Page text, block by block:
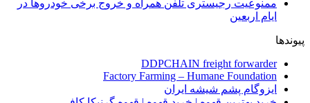
ممنوعیت رجیستری تلفن همراه و خروج برخی خودروها در
ایام اربعین
پیوندها
DDPCHAIN freight forwarder
Factory Farming – Humane Foundation
ایزوگام پشم شیشه ایران